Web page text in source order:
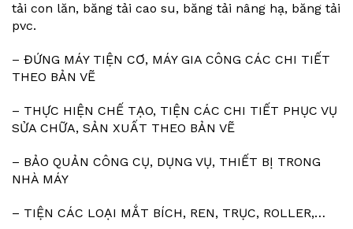
tải con lăn, băng tải cao su, băng tải nâng hạ, băng tải
pvc.
– ĐỨNG MÁY TIỆN CƠ, MÁY GIA CÔNG CÁC CHI TIẾT
THEO BẢN VẼ
– THỰC HIỆN CHẾ TẠO, TIỆN CÁC CHI TIẾT PHỤC VỤ
SỬA CHỮA, SẢN XUẤT THEO BẢN VẼ
– BẢO QUẢN CÔNG CỤ, DỤNG VỤ, THIẾT BỊ TRONG
NHÀ MÁY
– TIỆN CÁC LOẠI MẮT BÍCH, REN, TRỤC, ROLLER,…